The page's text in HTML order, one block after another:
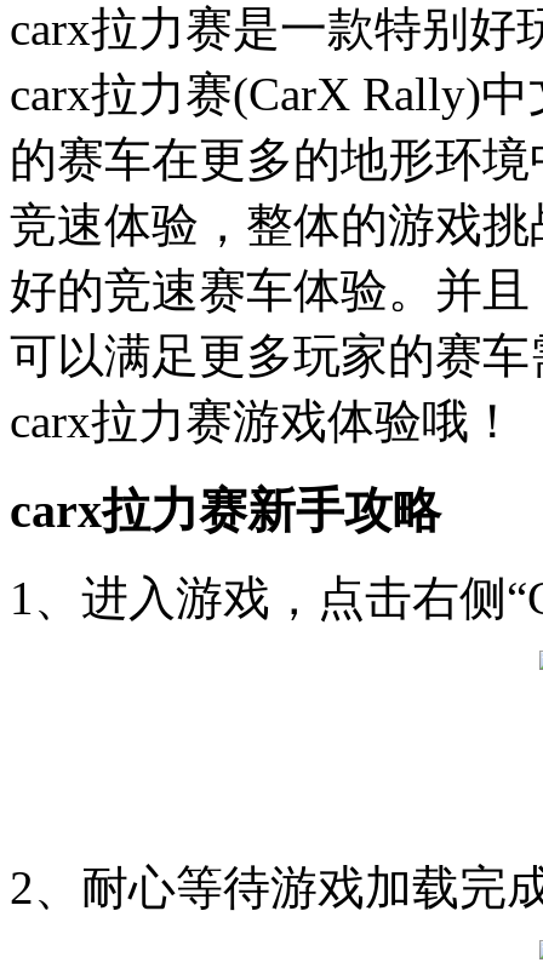
carx拉力赛是一款特别
carx拉力赛(CarX Rally)
的赛车在更多的地形环
竞速体验，整体的游戏
好的竞速赛车体验。并
可以满足更多玩家的赛
carx拉力赛游戏体验哦！
carx拉力赛新手攻略
1、进入游戏，点击右侧
2、耐心等待游戏加载完